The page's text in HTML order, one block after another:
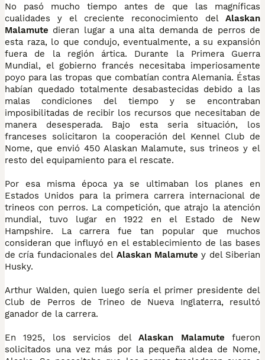
No pasó mucho tiempo antes de que las magníficas
cualidades y el creciente reconocimiento del Alaskan
Malamute dieran lugar a una alta demanda de perros de
esta raza, lo que condujo, eventualmente, a su expansión
fuera de la región ártica. Durante la Primera Guerra
Mundial, el gobierno francés necesitaba imperiosamente
poyo para las tropas que combatían contra Alemania. Éstas
habían quedado totalmente desabastecidas debido a las
malas condiciones del tiempo y se encontraban
imposibilitadas de recibir los recursos que necesitaban de
manera desesperada. Bajo esta seria situación, los
franceses solicitaron la cooperación del Kennel Club de
Nome, que envió 450 Alaskan Malamute, sus trineos y el
resto del equipamiento para el rescate.
Por esa misma época ya se ultimaban los planes en
Estados Unidos para la primera carrera internacional de
trineos con perros. La competición, que atrajo la atención
mundial, tuvo lugar en 1922 en el Estado de New
Hampshire. La carrera fue tan popular que muchos
consideran que influyó en el establecimiento de las bases
de cría fundacionales del Alaskan Malamute y del Siberian
Husky.
Arthur Walden, quien luego sería el primer presidente del
Club de Perros de Trineo de Nueva Inglaterra, resultó
ganador de la carrera.
En 1925, los servicios delAlaskan Malamute fueron
solicitados una vez más por la pequeña aldea de Nome,